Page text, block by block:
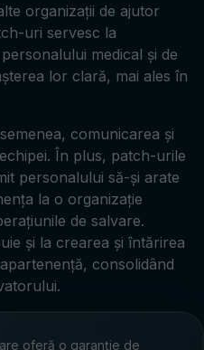
organizații de ajutor
uri servesc la
medical și de
lor clară, mai ales în
comunicarea și
În plus, patch-urile
personalului să-și arate
la o organizație
de salvare.
și la crearea și întărirea
consolidând
oferă o garanție de